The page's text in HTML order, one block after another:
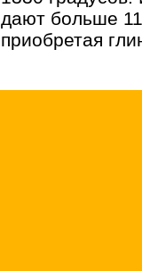
дают больше
приобретая